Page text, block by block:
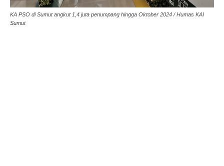
KA PSO di Sumut angkut 1,4 juta penumpang hingga Oktober 2024 / Humas KAI
Sumut